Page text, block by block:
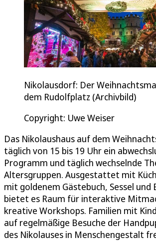
Nikolausdorf: Der
dem Rudolfplatz (Archivbild)
Copyright: Uwe Weiser
Das Nikolaushaus auf dem
täglich von 15 bis 19 Uhr ein
Programm und täglich wechselnde
Altersgruppen. Ausgestattet mit
mit goldenem Gästebuch, Sessel und
bietet es Raum für interaktive
kreative Workshops. Familien mit
auf regelmäßige Besuche der
des Nikolauses in Menschengestalt